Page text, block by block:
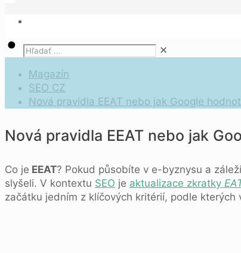
✕
Magazín
SEO CZ
Nová pravidla EEAT nebo jak Google
Nová pravidla EEAT nebo jak
Co je EEAT? Pokud působíte v e-byznysu a
slyšeli. V kontextu SEO je aktualizace zkratky
začátku jedním z klíčových kritérií, podle